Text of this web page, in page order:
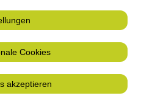
jenen der
Cookies
akzeptieren